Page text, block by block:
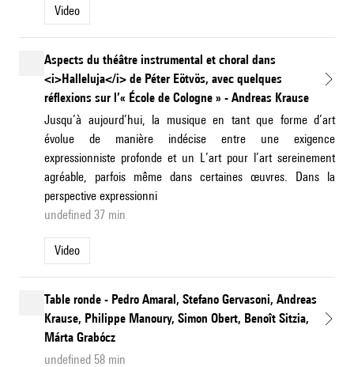
Video
Aspects du théâtre instrumental et choral dans
<i>Halleluja</i> de Péter Eötvös, avec quelques
réflexions sur l’« École de Cologne » - Andreas Krause
Jusqu’à aujourd’hui, la musique en tant que forme d’art
évolue de manière indécise entre une exigence
expressionniste profonde et un L’art pour l’art sereinement
agréable, parfois même dans certaines œuvres. Dans la
perspective expressionni
undefined 37 min
Video
Table ronde - Pedro Amaral, Stefano Gervasoni, Andreas
Krause, Philippe Manoury, Simon Obert, Benoît Sitzia,
Márta Grabócz
undefined 58 min